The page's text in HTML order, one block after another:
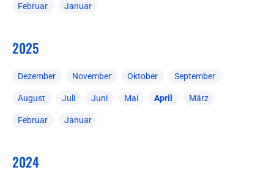
Februar Januar
2025
Dezember November Oktober September
August Juli Juni Mai April März
Februar Januar
2024